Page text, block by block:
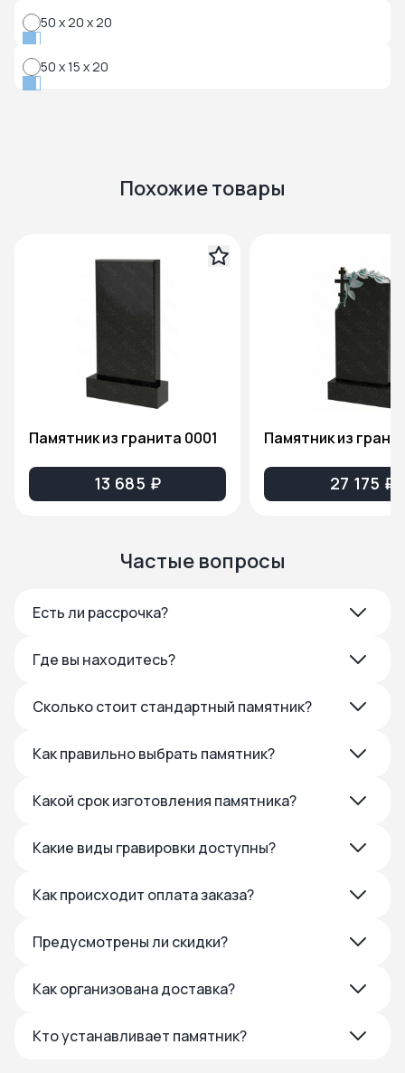
50 x 20 x 20
50 x 15 x 20
Похожие товары
Памятник из гранита 0001
13 685 ₽ 27 175 ₽
Частые вопросы
Есть ли рассрочка?
Где вы находитесь?
Сколько стоит стандартный памятник?
Как правильно выбрать памятник?
Какой срок изготовления памятника?
Какие виды гравировки доступны?
Как происходит оплата заказа?
Предусмотрены ли скидки?
Как организована доставка?
Кто устанавливает памятник?